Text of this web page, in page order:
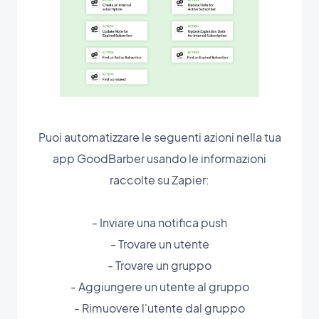
Puoi automatizzare le seguenti azioni nella tua
app GoodBarber usando le informazioni
raccolte su Zapier:
- Inviare una notifica push
- Trovare un utente
- Trovare un gruppo
- Aggiungere un utente al gruppo
- Rimuovere l'utente dal gruppo